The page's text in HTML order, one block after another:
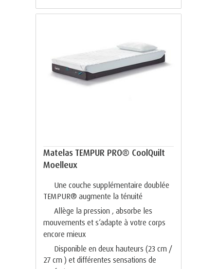
Matelas TEMPUR PRO® CoolQuilt
Moelleux
Une couche supplémentaire doublée
TEMPUR® augmente la ténuité
Allège la pression , absorbe les
mouvements et s‘adapte à votre corps
encore mieux
Disponible en deux hauteurs (23 cm /
27 cm ) et différentes sensations de